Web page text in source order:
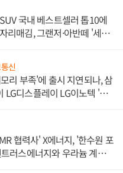
국내 베스트셀러 톱10에
리매김, 그랜저·아반떼 '세단
신
리 부족'에 출시 지연되나, 삼
LG디스플레이 LG이노텍 '탈
협력사' X에너지, '한수원 포
러스에너지와 우라늄 계약